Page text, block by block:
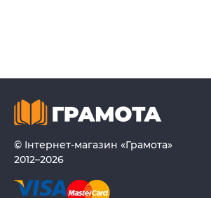
© Інтернет-магазин «Грамота»
2012–2026